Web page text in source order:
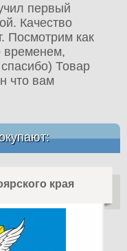
первый
Качество
Посмотрим как
временем,
Товар
что вам
края